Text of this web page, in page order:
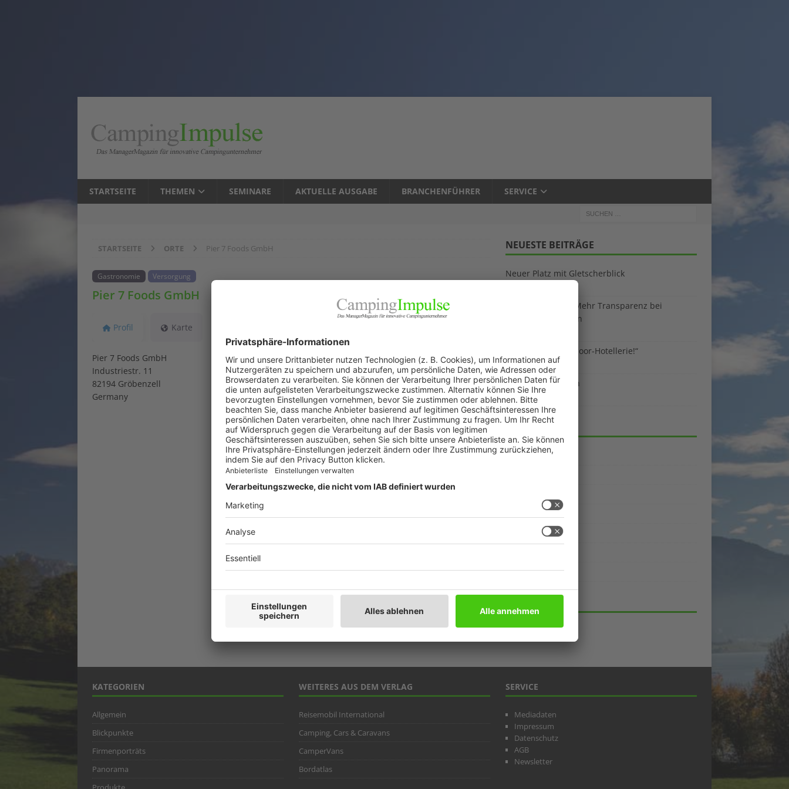
STARTSEITE THEMEN SEMINARE AKTUELLE AUSGABE BRANCHENFÜHRER SERVICE
STARTSEITE ORTE Pier 7 Foods GmbH
Gastronomie Versorgung
Pier 7 Foods GmbH
Profil Karte
Pier 7 Foods GmbH
Industriestr. 11
82194 Gröbenzell
Germany
NEUESTE BEITRÄGE
Neuer Platz mit Gletscherblick
Neue EU-Regeln: Mehr Transparenz bei
Ferienunterkünften
„Wir sind die Outdoor-Hotellerie!“
1. August 2026
Akku gegen Benzin
29. Juli 2026
KATEGORIEN
Allgemein
Panorama
Weitblick
KATEGORIEN
Allgemein
Blickpunkte
Firmenporträts
Panorama
WEITERES AUS DEM VERLAG
Reisemobil International
Camping, Cars & Caravans
CamperVans
Bordatlas
SERVICE
Mediadaten
Impressum
Datenschutz
AGB
Newsletter